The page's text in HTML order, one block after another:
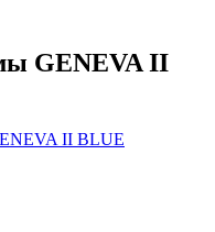
GENEVA II